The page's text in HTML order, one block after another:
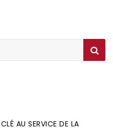
AU SERVICE DE LA